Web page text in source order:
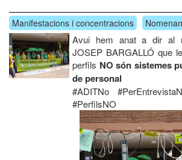
Manifestacions i concentracions
Avui hem anat a dir al
JOSEP BARGALLÓ que
perfils NO són sistemes
de personal
#ADITNo
#PerfilsNO